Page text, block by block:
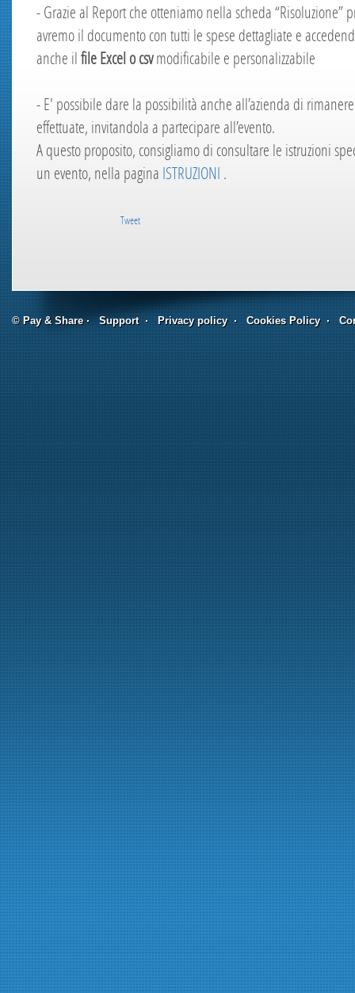
- Grazie al Report che otteniamo nella scheda “Risoluzione”
avremo il documento con tutti le spese dettagliate e
anche il file Excel o csvmodificabile e personalizzabile
- E' possibile dare la possibilità anche all’azienda di
effettuate, invitandola a partecipare all’evento.
A questo proposito, consigliamo di consultare le istruzioni
un evento, nella pagina ISTRUZIONI .
Tweet
© Pay & Share Support Privacy policy Cookies Policy